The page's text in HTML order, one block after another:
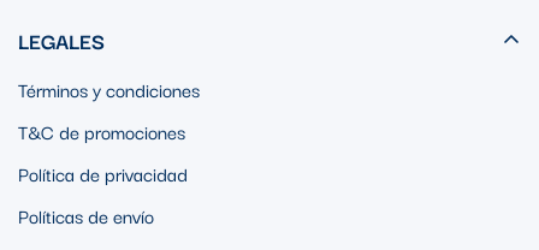
LEGALES
Términos y condiciones
T&C de promociones
Política de privacidad
Políticas de envío